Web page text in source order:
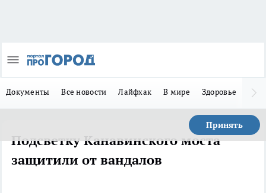
Документы Все новости Лайфхак В мире Здоровье
Принять
Подсветку Канавинского моста
защитили от вандалов